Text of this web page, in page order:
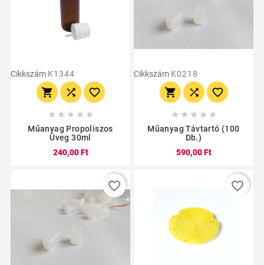
Cikkszám K1344
  
    
Műanyag Propoliszos
Üveg 30ml
240,00 Ft
Cikkszám K0218
  
    
Műanyag Távtartó (100
Db.)
590,00 Ft
favorite_border favorite_border